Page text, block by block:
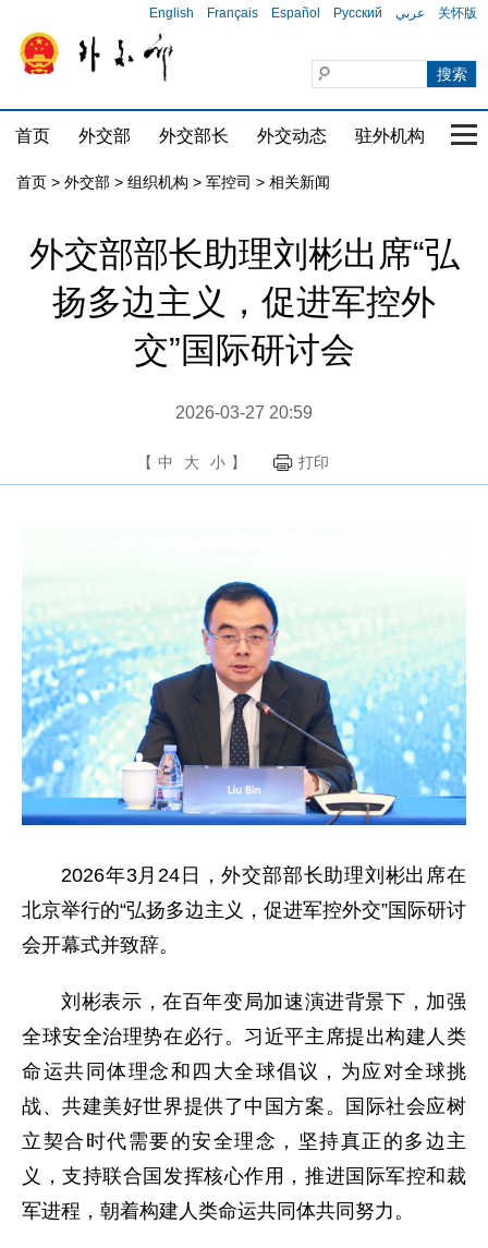
English Français Español Русский عربي 关怀版
首页 外交部 外交部长 外交动态 驻外机构 国
首页 > 外交部 > 组织机构 > 军控司 > 相关新闻
外交部部长助理刘彬出席“弘
扬多边主义，促进军控外
交”国际研讨会
2026-03-27 20:59
【 中 大 小 】 打印
2026年3月24日，外交部部长助理刘彬出席在
北京举行的“弘扬多边主义，促进军控外交”国际研讨
会开幕式并致辞。
刘彬表示，在百年变局加速演进背景下，加强
全球安全治理势在必行。习近平主席提出构建人类
命运共同体理念和四大全球倡议，为应对全球挑
战、共建美好世界提供了中国方案。国际社会应树
立契合时代需要的安全理念，坚持真正的多边主
义，支持联合国发挥核心作用，推进国际军控和裁
军进程，朝着构建人类命运共同体共同努力。